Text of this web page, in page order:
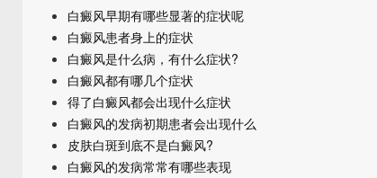
白癜风早期有哪些显著的症状呢
白癜风患者身上的症状
白癜风是什么病，有什么症状?
白癜风都有哪几个症状
得了白癜风都会出现什么症状
白癜风的发病初期患者会出现什么
皮肤白斑到底不是白癜风?
白癜风的发病常常有哪些表现